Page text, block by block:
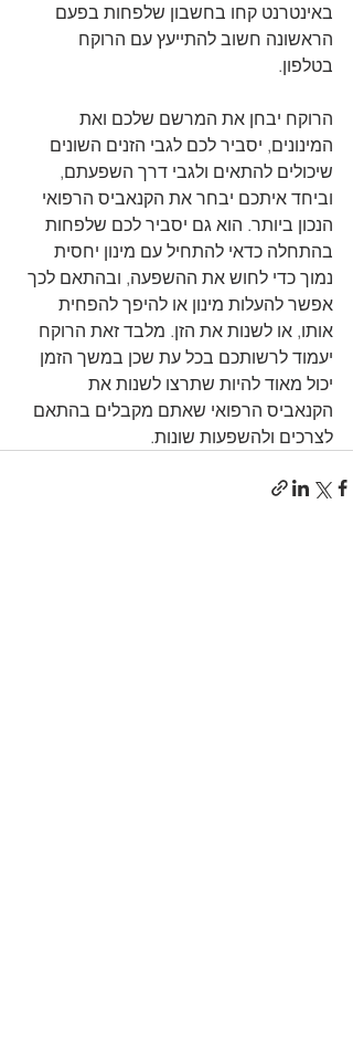
באינטרנט קחו בחשבון שלפחות בפעם
הראשונה חשוב להתייעץ עם הרוקח
בטלפון.
הרוקח יבחן את המרשם שלכם ואת
המינונים, יסביר לכם לגבי הזנים השונים
שיכולים להתאים ולגבי דרך השפעתם,
וביחד איתכם יבחר את הקנאביס הרפואי
הנכון ביותר. הוא גם יסביר לכם שלפחות
בהתחלה כדאי להתחיל עם מינון יחסית
נמוך כדי לחוש את ההשפעה, ובהתאם לכך
אפשר להעלות מינון או להיפך להפחית
אותו, או לשנות את הזן. מלבד זאת הרוקח
יעמוד לרשותכם בכל עת שכן במשך הזמן
יכול מאוד להיות שתרצו לשנות את
הקנאביס הרפואי שאתם מקבלים בהתאם
לצרכים ולהשפעות שונות.